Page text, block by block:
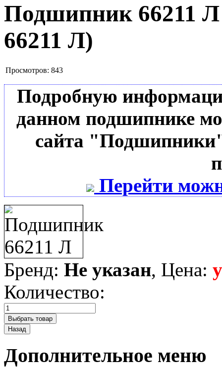
Подшипник 66211
66211 Л)
Просмотров: 843
Подробную
данном подшипнике
сайта
Перейти
Бренд: Не указан, Цена:
Количество:
Дополнительное меню